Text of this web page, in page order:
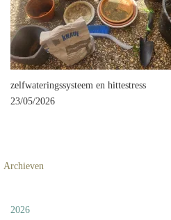
zelfwateringssysteem en hittestress
23/05/2026
Archieven
2026